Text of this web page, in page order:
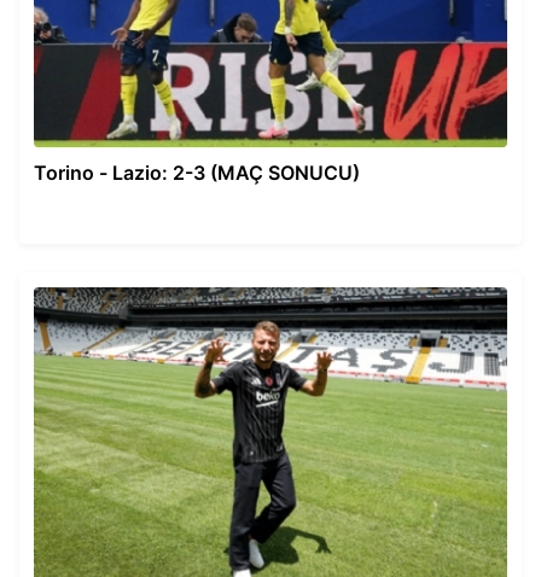
Torino - Lazio: 2-3 (MAÇ SONUCU)